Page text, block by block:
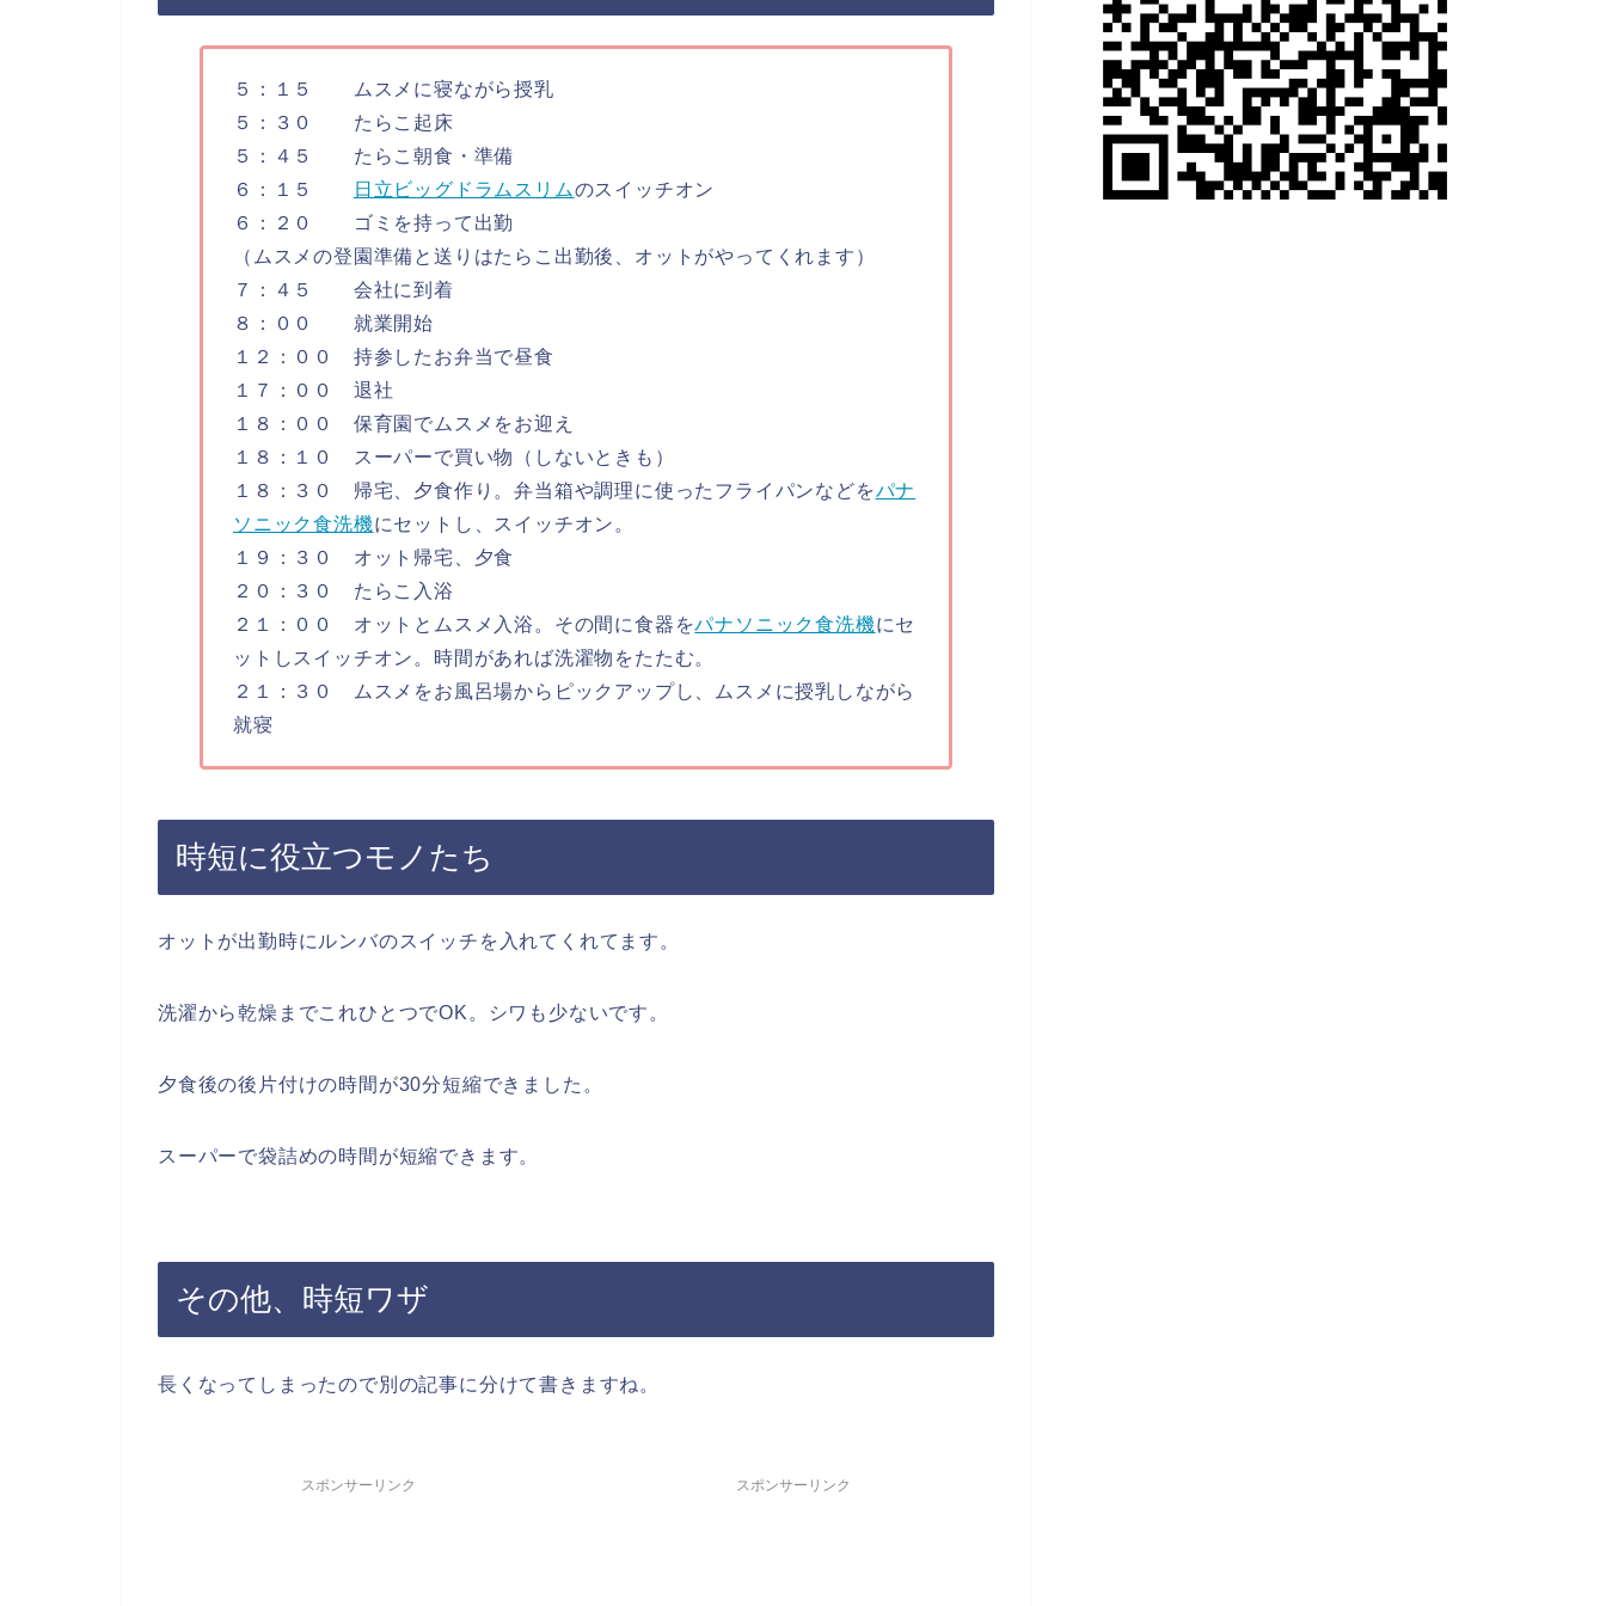
５：１５ ムスメに寝ながら授乳
５：３０ たらこ起床
５：４５ たらこ朝食・準備
６：１５
日立ビッグドラムスリムのスイッチオン
６：２０ ゴミを持って出勤
（ムスメの登園準備と送りはたらこ出勤後、オットがやってくれます）
７：４５ 会社に到着
８：００ 就業開始
１２：００ 持参したお弁当で昼食
１７：００ 退社
１８：００ 保育園でムスメをお迎え
１８：１０ スーパーで買い物（しないときも）
１８：３０ 帰宅、夕食作り。弁当箱や調理に使ったフライパンなどをパナ
ソニック食洗機にセットし、スイッチオン。
１９：３０ オット帰宅、夕食
２０：３０ たらこ入浴
２１：００ オットとムスメ入浴。その間に食器をパナソニック食洗機にセ
ットしスイッチオン。時間があれば洗濯物をたたむ。
２１：３０ ムスメをお風呂場からピックアップし、ムスメに授乳しながら
就寝
時短に役立つモノたち
オットが出勤時にルンバのスイッチを入れてくれてます。
洗濯から乾燥までこれひとつでOK。シワも少ないです。
夕食後の後片付けの時間が30分短縮できました。
スーパーで袋詰めの時間が短縮できます。
その他、時短ワザ
長くなってしまったので別の記事に分けて書きますね。
スポンサーリンク スポンサーリンク